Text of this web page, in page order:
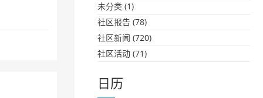
未分类 (1)
社区报告 (78)
社区新闻 (720)
社区活动 (71)
日历